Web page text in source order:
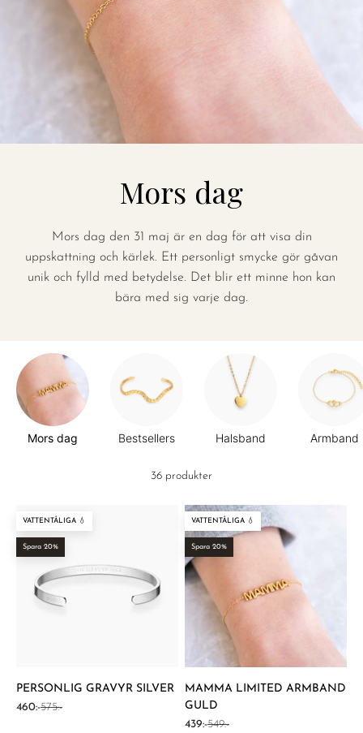
Mors dag
Mors dag den 31 maj är en dag för att visa din
uppskattning och kärlek. Ett personligt smycke gör gåvan
unik och fylld med betydelse. Det blir ett minne hon kan
bära med sig varje dag.
Mors dag Bestsellers Halsband Armband
36 produkter
VATTENTÅLIGA 💧
Spara 20%
PERSONLIG GRAVYR SILVER
REA-pris
460:-Pris
575:-
VATTENTÅLIGA 💧
Spara 20%
MAMMA LIMITED ARMBAND
GULD
REA-pris
439:-Pris
549:-